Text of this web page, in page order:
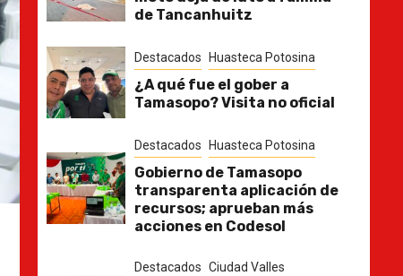
de Tancanhuitz
Destacados Huasteca Potosina
¿A qué fue el gober a
Tamasopo? Visita no oficial
Destacados Huasteca Potosina
Gobierno de Tamasopo
transparenta aplicación de
recursos; aprueban más
acciones en Codesol
Destacados Ciudad Valles